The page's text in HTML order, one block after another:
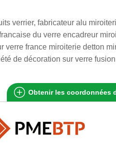
verrier, fabricateur alu
du verre encadreur
verre france miroiterie detton
de décoration sur verre
Obtenir les coordonnées